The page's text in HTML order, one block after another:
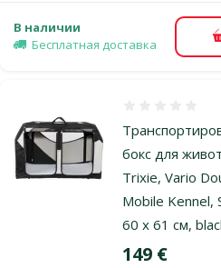
В наличии
Бесплатная доставка
бокс для
Trixie, Vario
Mobile Kennel,
60 x 61 см,
Цена
149 €